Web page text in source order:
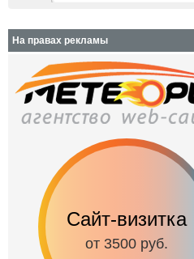
На правах рекламы
Сайт-визитка
от 3500 руб.